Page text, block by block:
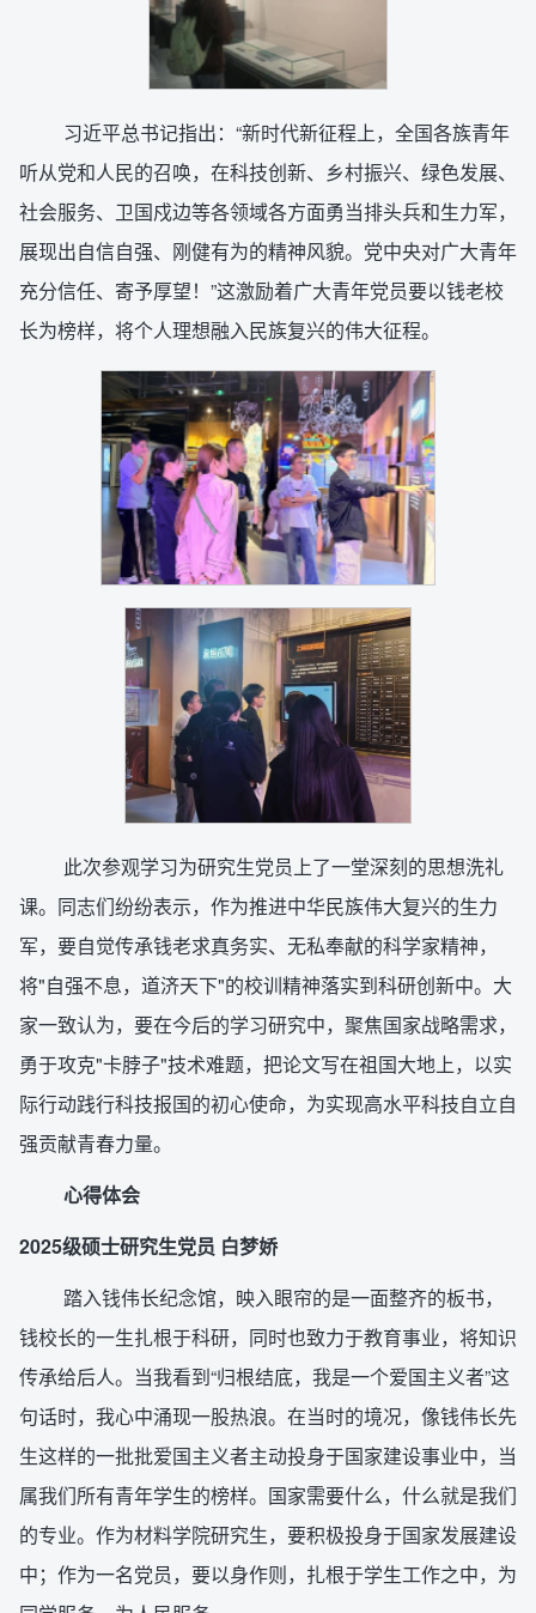
习近平总书记指出：“新时代新征程上，全国各族青年
听从党和人民的召唤，在科技创新、乡村振兴、绿色发展、
社会服务、卫国戍边等各领域各方面勇当排头兵和生力军，
展现出自信自强、刚健有为的精神风貌。党中央对广大青年
充分信任、寄予厚望！”这激励着广大青年党员要以钱老校
长为榜样，将个人理想融入民族复兴的伟大征程。
此次参观学习为研究生党员上了一堂深刻的思想洗礼
课。同志们纷纷表示，作为推进中华民族伟大复兴的生力
军，要自觉传承钱老求真务实、无私奉献的科学家精神，
将"自强不息，道济天下"的校训精神落实到科研创新中。大
家一致认为，要在今后的学习研究中，聚焦国家战略需求，
勇于攻克"卡脖子"技术难题，把论文写在祖国大地上，以实
际行动践行科技报国的初心使命，为实现高水平科技自立自
强贡献青春力量。
心得体会
2025级硕士研究生党员 白梦娇
踏入钱伟长纪念馆，映入眼帘的是一面整齐的板书，
钱校长的一生扎根于科研，同时也致力于教育事业，将知识
传承给后人。当我看到“归根结底，我是一个爱国主义者”这
句话时，我心中涌现一股热浪。在当时的境况，像钱伟长先
生这样的一批批爱国主义者主动投身于国家建设事业中，当
属我们所有青年学生的榜样。国家需要什么，什么就是我们
的专业。作为材料学院研究生，要积极投身于国家发展建设
中；作为一名党员，要以身作则，扎根于学生工作之中，为